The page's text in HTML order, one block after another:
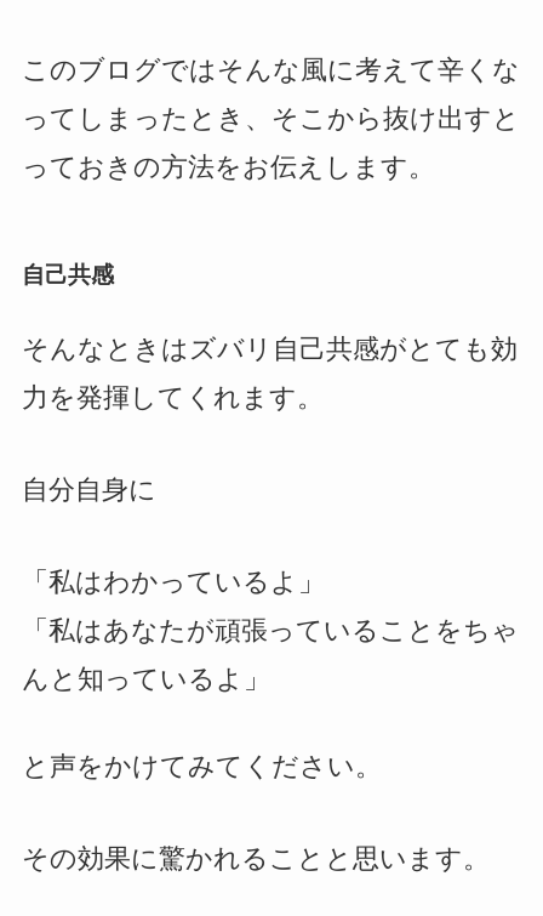
このブログではそんな風に考えて辛くな
ってしまったとき、そこから抜け出すと
っておきの方法をお伝えします。
自己共感
そんなときはズバリ自己共感がとても効
力を発揮してくれます。
自分自身に
「私はわかっているよ」
「私はあなたが頑張っていることをちゃ
んと知っているよ」
と声をかけてみてください。
その効果に驚かれることと思います。